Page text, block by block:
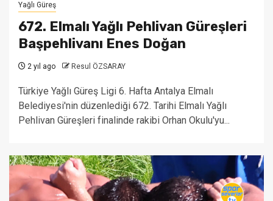
Yağlı Güreş
672. Elmalı Yağlı Pehlivan Güreşleri
Başpehlivanı Enes Doğan
2 yıl ago Resul ÖZSARAY
Türkiye Yağlı Güreş Ligi 6. Hafta Antalya Elmalı
Belediyesi'nin düzenlediği 672. Tarihi Elmalı Yağlı
Pehlivan Güreşleri finalinde rakibi Orhan Okulu'yu...